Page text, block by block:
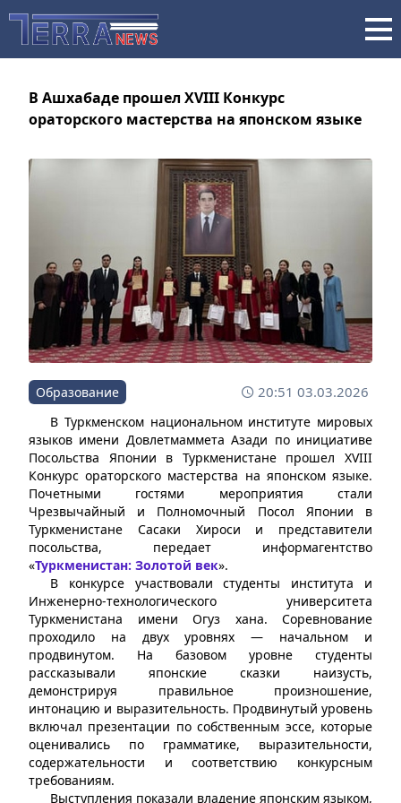
В Ашхабаде прошел XVIII Конкурс
ораторского мастерства на японском языке
Образование 20:51 03.03.2026
В Туркменском национальном институте мировых
языков имени Довлетмаммета Азади по инициативе
Посольства Японии в Туркменистане прошел XVIII
Конкурс ораторского мастерства на японском языке.
Почетными гостями мероприятия стали
Чрезвычайный и Полномочный Посол Японии в
Туркменистане Сасаки Хироси и представители
посольства, передает информагентство
«Туркменистан: Золотой век».
В конкурсе участвовали студенты института и
Инженерно-технологического университета
Туркменистана имени Огуз хана. Соревнование
проходило на двух уровнях — начальном и
продвинутом. На базовом уровне студенты
рассказывали японские сказки наизусть,
демонстрируя правильное произношение,
интонацию и выразительность. Продвинутый уровень
включал презентации по собственным эссе, которые
оценивались по грамматике, выразительности,
содержательности и соответствию конкурсным
требованиям.
Выступления показали владение японским языком,